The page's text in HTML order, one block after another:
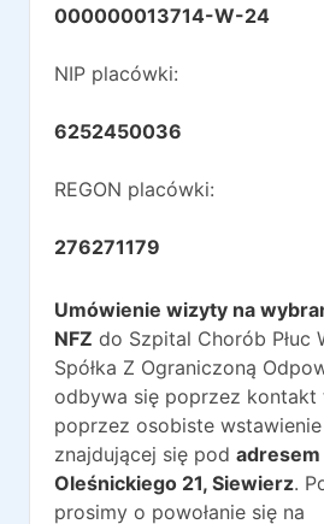
000000013714-W-24
NIP placówki:
6252450036
REGON placówki:
276271179
Umówienie wizyty na
NFZ do Szpital Chorób Płuc
Spółka Z Ograniczoną
odbywa się poprzez kontakt
poprzez osobiste
znajdującej się pod adresem
Oleśnickiego 21, Siewierz.
prosimy o powołanie się na